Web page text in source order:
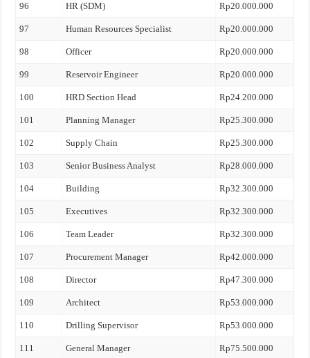
96 HR (SDM) Rp20.000.000
97 Human Resources Specialist Rp20.000.000
98 Officer Rp20.000.000
99 Reservoir Engineer Rp20.000.000
100 HRD Section Head Rp24.200.000
101 Planning Manager Rp25.300.000
102 Supply Chain Rp25.300.000
103 Senior Business Analyst Rp28.000.000
104 Building Rp32.300.000
105 Executives Rp32.300.000
106 Team Leader Rp32.300.000
107 Procurement Manager Rp42.000.000
108 Director Rp47.300.000
109 Architect Rp53.000.000
110 Drilling Supervisor Rp53.000.000
111 General Manager Rp75.500.000